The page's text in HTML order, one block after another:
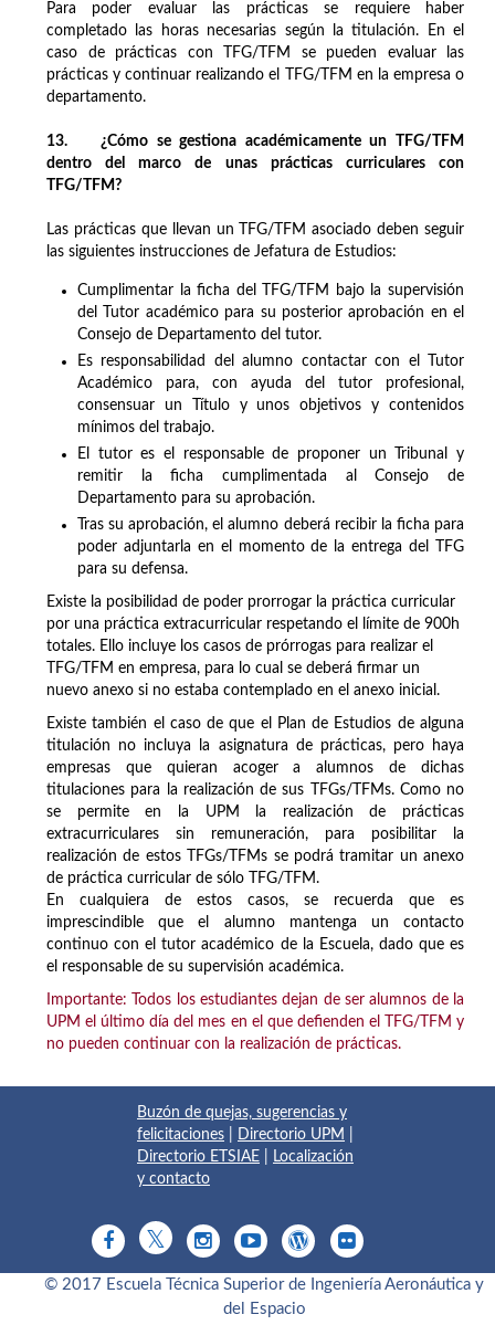
Para poder evaluar las prácticas se requiere haber
completado las horas necesarias según la titulación. En el
caso de prácticas con TFG/TFM se pueden evaluar las
prácticas y continuar realizando el TFG/TFM en la empresa o
departamento.
13. ¿Cómo se gestiona académicamente un TFG/TFM
dentro del marco de unas prácticas curriculares con
TFG/TFM?
Las prácticas que llevan un TFG/TFM asociado deben seguir
las siguientes instrucciones de Jefatura de Estudios:
Cumplimentar la ficha del TFG/TFM bajo la supervisión
del Tutor académico para su posterior aprobación en el
Consejo de Departamento del tutor.
Es responsabilidad del alumno contactar con el Tutor
Académico para, con ayuda del tutor profesional,
consensuar un Título y unos objetivos y contenidos
mínimos del trabajo.
El tutor es el responsable de proponer un Tribunal y
remitir la ficha cumplimentada al Consejo de
Departamento para su aprobación.
Tras su aprobación, el alumno deberá recibir la ficha para
poder adjuntarla en el momento de la entrega del TFG
para su defensa.
Existe la posibilidad de poder prorrogar la práctica curricular
por una práctica extracurricular respetando el límite de 900h
totales. Ello incluye los casos de prórrogas para realizar el
TFG/TFM en empresa, para lo cual se deberá firmar un
nuevo anexo si no estaba contemplado en el anexo inicial.
Existe también el caso de que el Plan de Estudios de alguna
titulación no incluya la asignatura de prácticas, pero haya
empresas que quieran acoger a alumnos de dichas
titulaciones para la realización de sus TFGs/TFMs. Como no
se permite en la UPM la realización de prácticas
extracurriculares sin remuneración, para posibilitar la
realización de estos TFGs/TFMs se podrá tramitar un anexo
de práctica curricular de sólo TFG/TFM.
En cualquiera de estos casos, se recuerda que es
imprescindible que el alumno mantenga un contacto
continuo con el tutor académico de la Escuela, dado que es
el responsable de su supervisión académica.
Importante: Todos los estudiantes dejan de ser alumnos de la
UPM el último día del mes en el que defienden el TFG/TFM y
no pueden continuar con la realización de prácticas.
Buzón de quejas, sugerencias y
felicitaciones
Directorio UPM
Directorio ETSIAE
Localización
y contacto
© 2017 Escuela Técnica Superior de Ingeniería Aeronáutica y
del Espacio